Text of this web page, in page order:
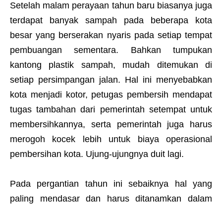
Setelah malam perayaan tahun baru biasanya juga
terdapat banyak sampah pada beberapa kota
besar yang berserakan nyaris pada setiap tempat
pembuangan sementara. Bahkan tumpukan
kantong plastik sampah, mudah ditemukan di
setiap persimpangan jalan. Hal ini menyebabkan
kota menjadi kotor, petugas pembersih mendapat
tugas tambahan dari pemerintah setempat untuk
membersihkannya, serta pemerintah juga harus
merogoh kocek lebih untuk biaya operasional
pembersihan kota. Ujung-ujungnya duit lagi.
Pada pergantian tahun ini sebaiknya hal yang
paling mendasar dan harus ditanamkan dalam